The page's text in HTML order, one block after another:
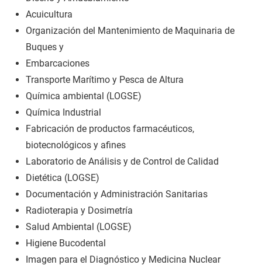
Acuicultura
Organización del Mantenimiento de Maquinaria de
Buques y
Embarcaciones
Transporte Marítimo y Pesca de Altura
Química ambiental (LOGSE)
Química Industrial
Fabricación de productos farmacéuticos,
biotecnológicos y afines
Laboratorio de Análisis y de Control de Calidad
Dietética (LOGSE)
Documentación y Administración Sanitarias
Radioterapia y Dosimetría
Salud Ambiental (LOGSE)
Higiene Bucodental
Imagen para el Diagnóstico y Medicina Nuclear